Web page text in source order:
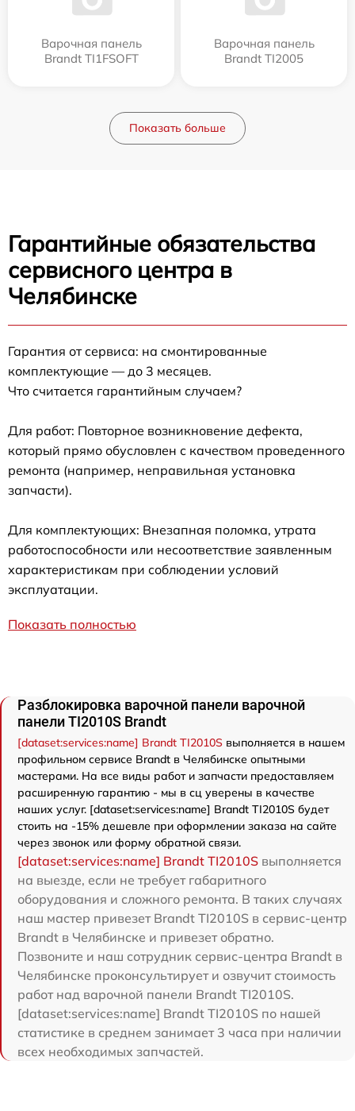
Варочная панель
Brandt TI1FSOFT
Варочная панель
Brandt TI2005
Показать больше
Гарантийные обязательства
сервисного центра в
Челябинске
Гарантия от сервиса: на смонтированные
комплектующие — до 3 месяцев.
Что считается гарантийным случаем?
Для работ: Повторное возникновение дефекта,
который прямо обусловлен с качеством проведенного
ремонта (например, неправильная установка
запчасти).
Для комплектующих: Внезапная поломка, утрата
работоспособности или несоответствие заявленным
характеристикам при соблюдении условий
эксплуатации.
Показать полностью
Разблокировка варочной панели варочной
панели TI2010S Brandt
[dataset:services:name] Brandt TI2010S выполняется в нашем
профильном сервисе Brandt в Челябинске опытными
мастерами. На все виды работ и запчасти предоставляем
расширенную гарантию - мы в сц уверены в качестве
наших услуг. [dataset:services:name] Brandt TI2010S будет
стоить на -15% дешевле при оформлении заказа на сайте
через звонок или форму обратной связи.
[dataset:services:name] Brandt TI2010S выполняется
на выезде, если не требует габаритного
оборудования и сложного ремонта. В таких случаях
наш мастер привезет Brandt TI2010S в сервис-центр
Brandt в Челябинске и привезет обратно.
Позвоните и наш сотрудник сервис-центра Brandt в
Челябинске проконсультирует и озвучит стоимость
работ над варочной панели Brandt TI2010S.
[dataset:services:name] Brandt TI2010S по нашей
статистике в среднем занимает 3 часа при наличии
всех необходимых запчастей.